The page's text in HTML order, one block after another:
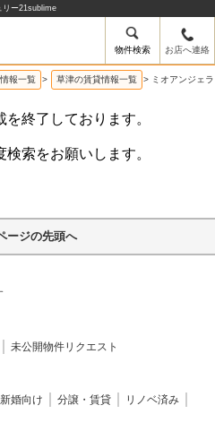
リー21sublime
物件検索 お店へ連絡
報一覧 > 草津の賃貸情報一覧 > ミオアンジェ
終了しております。
索をお願いします。
ージの先頭へ
未公開物件リクエスト
新婚向け 分譲・賃貸
リノベ済み